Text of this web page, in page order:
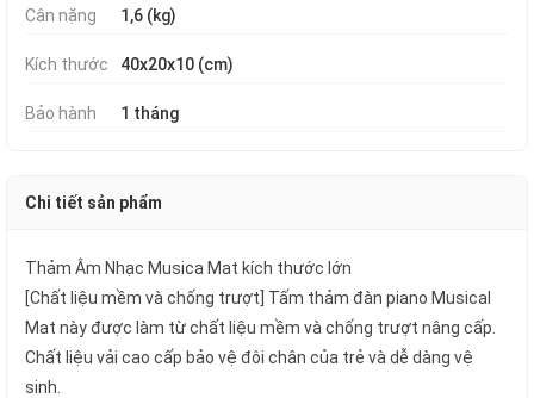
Cân nặng 1,6 (kg)
Kích thước 40x20x10 (cm)
Bảo hành 1 tháng
Chi tiết sản phẩm
Thảm Âm Nhạc Musica Mat kích thước lớn
[Chất liệu mềm và chống trượt] Tấm thảm đàn piano Musical
Mat này được làm từ chất liệu mềm và chống trượt nâng cấp.
Chất liệu vải cao cấp bảo vệ đôi chân của trẻ và dễ dàng vệ
sinh.